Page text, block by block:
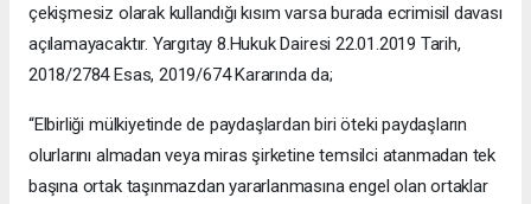
çekişmesiz olarak kullandığı kısım varsa burada ecrimisil davası
açılamayacaktır. Yargıtay 8.Hukuk Dairesi 22.01.2019 Tarih,
2018/2784 Esas, 2019/674 Kararında da;
“Elbirliği mülkiyetinde de paydaşlardan biri öteki paydaşların
olurlarını almadan veya miras şirketine temsilci atanmadan tek
başına ortak taşınmazdan yararlanmasına engel olan ortaklar